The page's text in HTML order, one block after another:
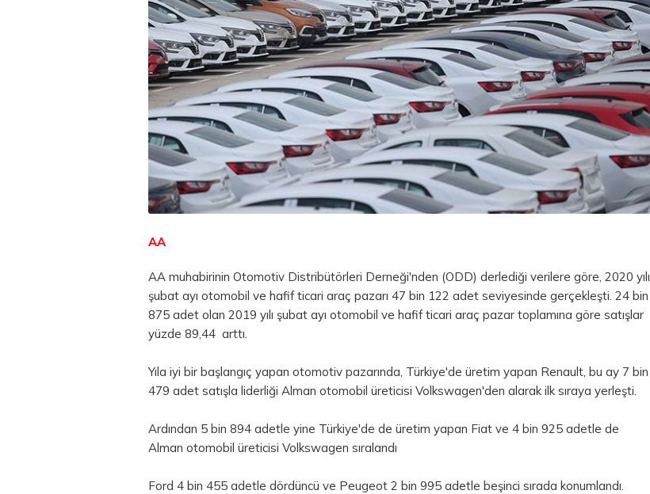
AA
AA muhabirinin Otomotiv Distribütörleri Derneği'nden (ODD) derlediği verilere göre, 2020 yılı
şubat ayı otomobil ve hafif ticari araç pazarı 47 bin 122 adet seviyesinde gerçekleşti. 24 bin
875 adet olan 2019 yılı şubat ayı otomobil ve hafif ticari araç pazar toplamına göre satışlar
yüzde 89,44 arttı.
Yıla iyi bir başlangıç yapan otomotiv pazarında, Türkiye'de üretim yapan Renault, bu ay 7 bin
479 adet satışla liderliği Alman otomobil üreticisi Volkswagen'den alarak ilk sıraya yerleşti.
Ardından 5 bin 894 adetle yine Türkiye'de de üretim yapan Fiat ve 4 bin 925 adetle de
Alman otomobil üreticisi Volkswagen sıralandı
Ford 4 bin 455 adetle dördüncü ve Peugeot 2 bin 995 adetle beşinci sırada konumlandı.